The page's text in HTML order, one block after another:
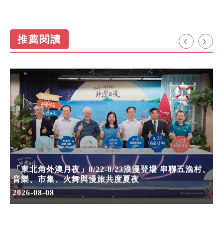
推薦閱讀
「東北角外澳月夜」8/22-8/23浪漫登場 串聯五漁村、
音樂、市集、火舞與慢旅共度夏夜
2026-08-08